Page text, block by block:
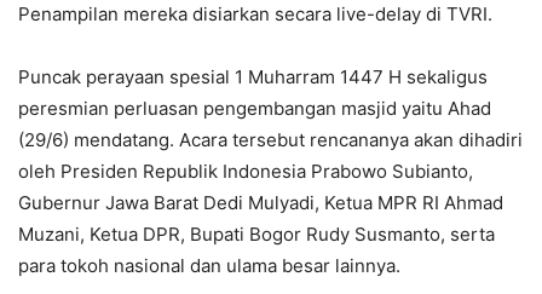
Penampilan mereka disiarkan secara live-delay di TVRI.
Puncak perayaan spesial 1 Muharram 1447 H sekaligus
peresmian perluasan pengembangan masjid yaitu Ahad
(29/6) mendatang. Acara tersebut rencananya akan dihadiri
oleh Presiden Republik Indonesia Prabowo Subianto,
Gubernur Jawa Barat Dedi Mulyadi, Ketua MPR RI Ahmad
Muzani, Ketua DPR, Bupati Bogor Rudy Susmanto, serta
para tokoh nasional dan ulama besar lainnya.